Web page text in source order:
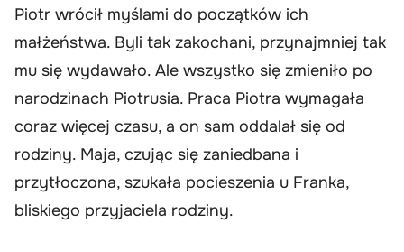
Piotr wrócił myślami do początków ich
małżeństwa. Byli tak zakochani, przynajmniej tak
mu się wydawało. Ale wszystko się zmieniło po
narodzinach Piotrusia. Praca Piotra wymagała
coraz więcej czasu, a on sam oddalał się od
rodziny. Maja, czując się zaniedbana i
przytłoczona, szukała pocieszenia u Franka,
bliskiego przyjaciela rodziny.